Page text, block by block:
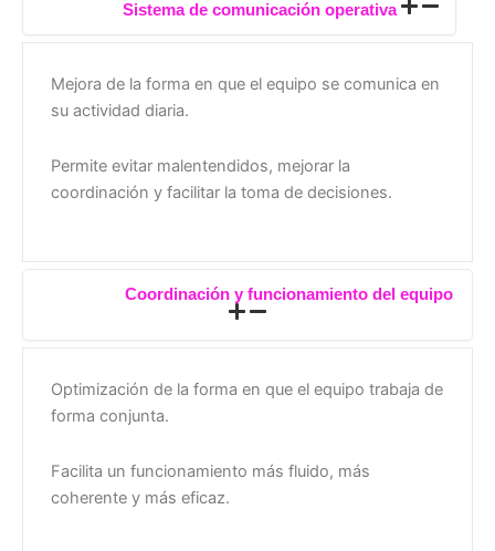
Sistema de comunicación operativa
Mejora de la forma en que el equipo se comunica en
su actividad diaria.
Permite evitar malentendidos, mejorar la
coordinación y facilitar la toma de decisiones.
Coordinación y funcionamiento del equipo
Optimización de la forma en que el equipo trabaja de
forma conjunta.
Facilita un funcionamiento más fluido, más
coherente y más eficaz.